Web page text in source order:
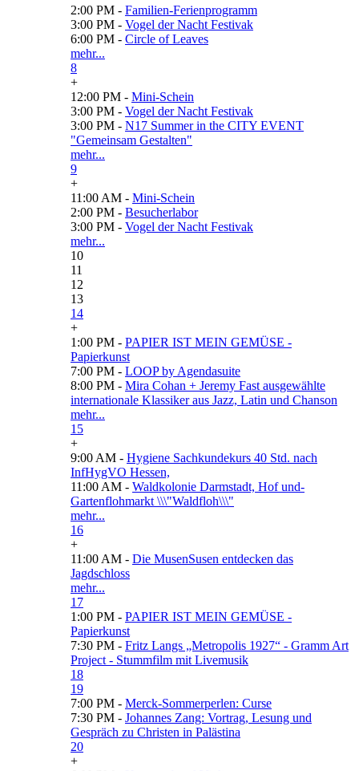
2:00 PM - Familien-Ferienprogramm
3:00 PM - Vogel der Nacht Festivak
6:00 PM - Circle of Leaves
mehr...
8
+
12:00 PM - Mini-Schein
3:00 PM - Vogel der Nacht Festivak
3:00 PM - N17 Summer in the CITY EVENT
"Gemeinsam Gestalten"
mehr...
9
+
11:00 AM - Mini-Schein
2:00 PM - Besucherlabor
3:00 PM - Vogel der Nacht Festivak
mehr...
10
11
12
13
14
+
1:00 PM - PAPIER IST MEIN GEMÜSE -
Papierkunst
7:00 PM - LOOP by Agendasuite
8:00 PM - Mira Cohan + Jeremy Fast ausgewählte
internationale Klassiker aus Jazz, Latin und Chanson
mehr...
15
+
9:00 AM - Hygiene Sachkundekurs 40 Std. nach
InfHygVO Hessen,
11:00 AM - Waldkolonie Darmstadt, Hof und-
Gartenflohmarkt \\\"Waldfloh\\\"
mehr...
16
+
11:00 AM - Die MusenSusen entdecken das
Jagdschloss
mehr...
17
1:00 PM - PAPIER IST MEIN GEMÜSE -
Papierkunst
7:30 PM - Fritz Langs „Metropolis 1927“ - Gramm Art
Project - Stummfilm mit Livemusik
18
19
7:00 PM - Merck-Sommerperlen: Curse
7:30 PM - Johannes Zang: Vortrag, Lesung und
Gespräch zu Christen in Palästina
20
+